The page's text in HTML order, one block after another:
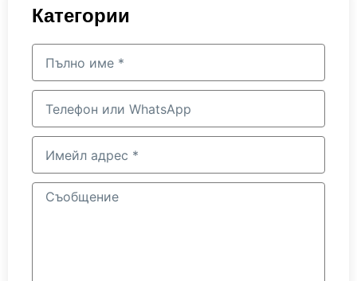
Категории
име
или
WhatsApp
адрес
Съобщение